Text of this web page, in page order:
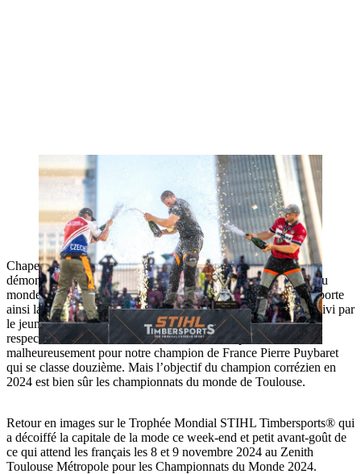
Jack Jordan de Nouvelle-Zélande (au centre) remporte le World
Trophy 2024 devant Matyáš Klima de République tchèque (à
gauche) et l'athlète américain Matt Cogar (à droite).
Chapeau bas au néo-zélandais Jack Jordan qui a offert une
démonstration magistrale en établissant un incroyable record du
monde de 52’’53 lors de la finale du Trophée Mondial; et remporte
ainsi la compétition pour la troisième fois consécutive. Il est suivi par
le jeune tchèque Matyáš Klíma et l’américain Matt Cogar
respectivement deuxième et troisième. Pas de podium
malheureusement pour notre champion de France Pierre Puybaret
qui se classe douzième. Mais l’objectif du champion corrézien en
2024 est bien sûr les championnats du monde de Toulouse.
Retour en images sur le Trophée Mondial STIHL Timbersports® qui
a décoiffé la capitale de la mode ce week-end et petit avant-goût de
ce qui attend les français les 8 et 9 novembre 2024 au Zenith
Toulouse Métropole pour les Championnats du Monde 2024.